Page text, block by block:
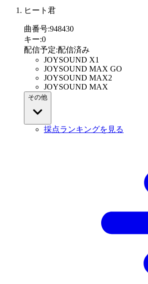
ヒート君
曲番号:948430
キー:0
配信予定:配信済み
JOYSOUND X1
JOYSOUND MAX GO
JOYSOUND MAX2
JOYSOUND MAX
その他
採点ランキングを見る